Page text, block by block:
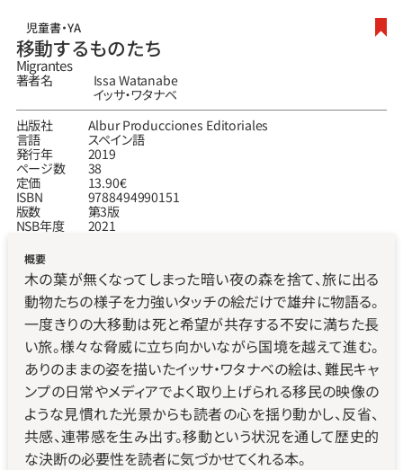
児童書・YA
移動するものたち
Migrantes
著者名
Issa Watanabe
イッサ‧ワタナベ
出版社
Albur Producciones Editoriales
言語
スペイン語
発行年
2019
ページ数
38
定価
13.90€
ISBN
9788494990151
版数
第3版
NSB年度
2021
概要
木の葉が無くなってしまった暗い夜の森を捨て、旅に出る
動物たちの様子を力強いタッチの絵だけで雄弁に物語る。
一度きりの大移動は死と希望が共存する不安に満ちた長
い旅。様々な脅威に立ち向かいながら国境を越えて進む。
ありのままの姿を描いたイッサ・ワタナベの絵は、難民キャ
ンプの日常やメディアでよく取り上げられる移民の映像の
ような見慣れた光景からも読者の心を揺り動かし、反省、
共感、連帯感を生み出す。移動という状況を通して歴史的
な決断の必要性を読者に気づかせてくれる本。